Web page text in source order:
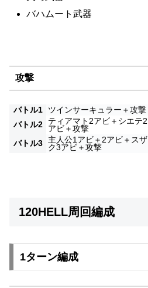
バハムート武器
攻撃
バトル1
ツインサーキュラー＋攻撃
バトル2
ティアマト2アビ＋シエテ2
アビ＋攻撃
バトル3
主人公1アビ＋2アビ＋スザ
ク3アビ＋攻撃
120HELL周回編成
1ターン編成